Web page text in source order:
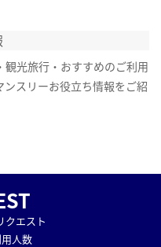
観光旅行・おすすめのご利用
ンスリーお役立ち情報をご紹
クエスト
人数